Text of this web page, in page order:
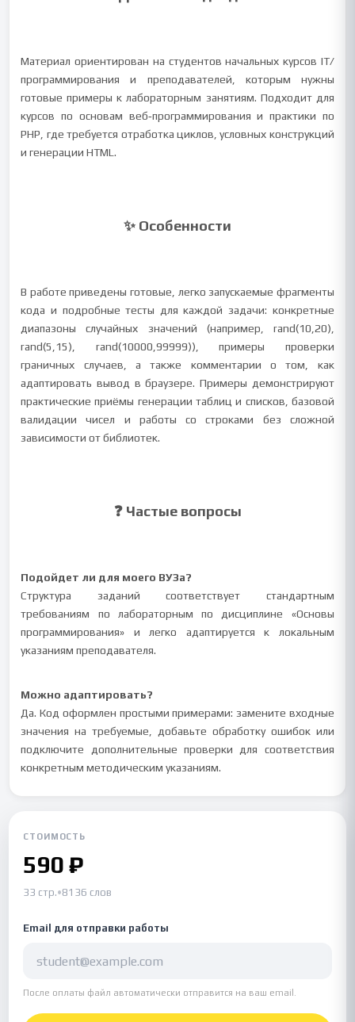
Материал ориентирован на студентов начальных курсов IT/
программирования и преподавателей, которым нужны
готовые примеры к лабораторным занятиям. Подходит для
курсов по основам веб‑программирования и практики по
PHP, где требуется отработка циклов, условных конструкций
и генерации HTML.
✨ Особенности
В работе приведены готовые, легко запускаемые фрагменты
кода и подробные тесты для каждой задачи: конкретные
диапазоны случайных значений (например, rand(10,20),
rand(5,15), rand(10000,99999)), примеры проверки
граничных случаев, а также комментарии о том, как
адаптировать вывод в браузере. Примеры демонстрируют
практические приёмы генерации таблиц и списков, базовой
валидации чисел и работы со строками без сложной
зависимости от библиотек.
❓ Частые вопросы
Подойдет ли для моего ВУЗа?
Структура заданий соответствует стандартным
требованиям по лабораторным по дисциплине «Основы
программирования» и легко адаптируется к локальным
указаниям преподавателя.
Можно адаптировать?
Да. Код оформлен простыми примерами: замените входные
значения на требуемые, добавьте обработку ошибок или
подключите дополнительные проверки для соответствия
конкретным методическим указаниям.
СТОИМОСТЬ
590 ₽
33 стр.•8136 слов
Email для отправки работы
После оплаты файл автоматически отправится на ваш email.